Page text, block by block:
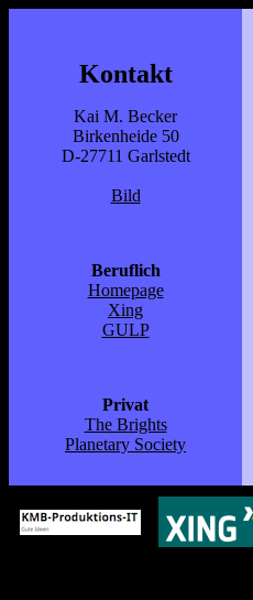
Kontakt
Kai M. Becker
Birkenheide 50
D-27711 Garlstedt
Bild
Beruflich
Homepage
Xing
GULP
Privat
The Brights
Planetary Society